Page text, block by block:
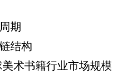
期
结构
术书籍行业市场规模